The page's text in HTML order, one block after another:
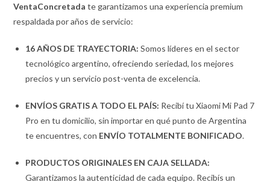
VentaConcretada te garantizamos una experiencia premium
respaldada por años de servicio:
16 AÑOS DE TRAYECTORIA: Somos líderes en el sector
tecnológico argentino, ofreciendo seriedad, los mejores
precios y un servicio post-venta de excelencia.
ENVÍOS GRATIS A TODO EL PAÍS: Recibí tu Xiaomi Mi Pad 7
Pro en tu domicilio, sin importar en qué punto de Argentina
te encuentres, con ENVÍO TOTALMENTE BONIFICADO.
PRODUCTOS ORIGINALES EN CAJA SELLADA:
Garantizamos la autenticidad de cada equipo. Recibís un